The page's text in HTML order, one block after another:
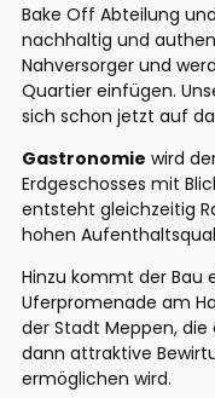
Bake Off Abteilung
nachhaltig und
Nahversorger und
Quartier einfügen.
sich schon jetzt auf
Gastronomie wird
Erdgeschosses mit
entsteht gleichzeitig
hohen
Hinzu kommt der Bau
Uferpromenade am
der Stadt Meppen,
dann attraktive
ermöglichen wird.